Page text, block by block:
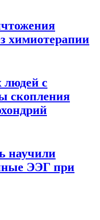
химиотерапии
людей с
скопления
научили
ЭЭГ при